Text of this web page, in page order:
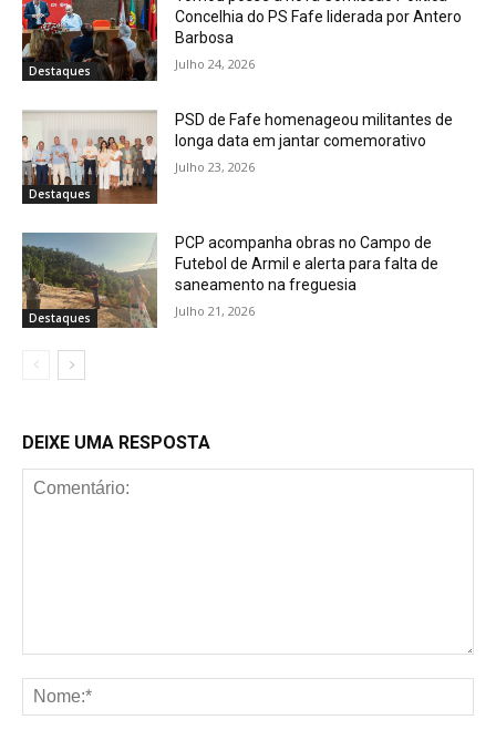
Destaques
Concelhia do PS Fafe liderada por Antero
Barbosa
Julho 24, 2026
Destaques
PSD de Fafe homenageou militantes de
longa data em jantar comemorativo
Julho 23, 2026
Destaques
PCP acompanha obras no Campo de
Futebol de Armil e alerta para falta de
saneamento na freguesia
Julho 21, 2026
DEIXE UMA RESPOSTA